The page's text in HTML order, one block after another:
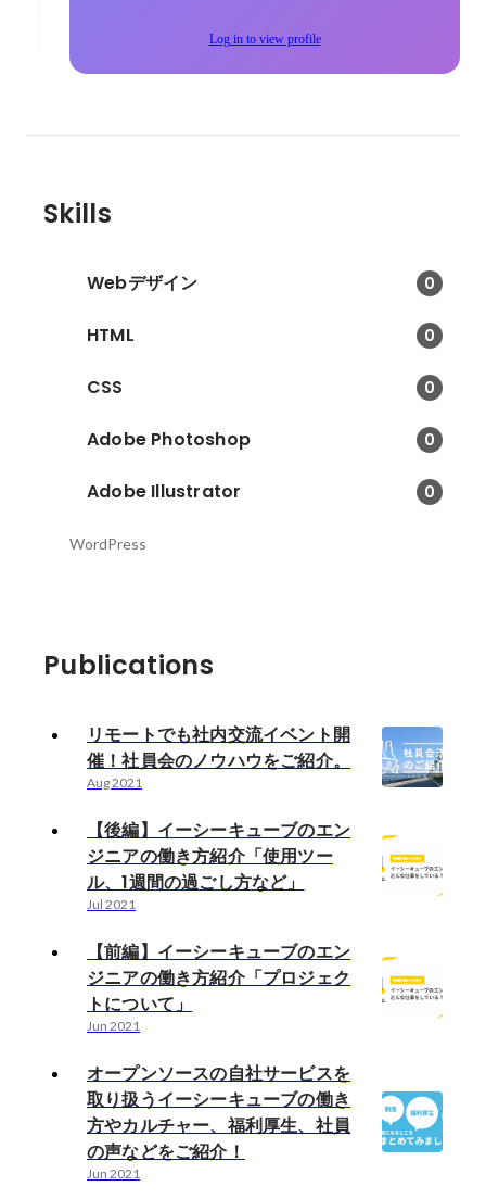
Log in to view profile
Skills
Webデザイン 0
HTML 0
CSS 0
Adobe Photoshop 0
Adobe Illustrator 0
WordPress
Publications
リモートでも社内交流イベント開
催！社員会のノウハウをご紹介。
Aug 2021
【後編】イーシーキューブのエン
ジニアの働き方紹介「使用ツー
ル、1週間の過ごし方など」
Jul 2021
【前編】イーシーキューブのエン
ジニアの働き方紹介「プロジェク
トについて」
Jun 2021
オープンソースの自社サービスを
取り扱うイーシーキューブの働き
方やカルチャー、福利厚生、社員
の声などをご紹介！
Jun 2021